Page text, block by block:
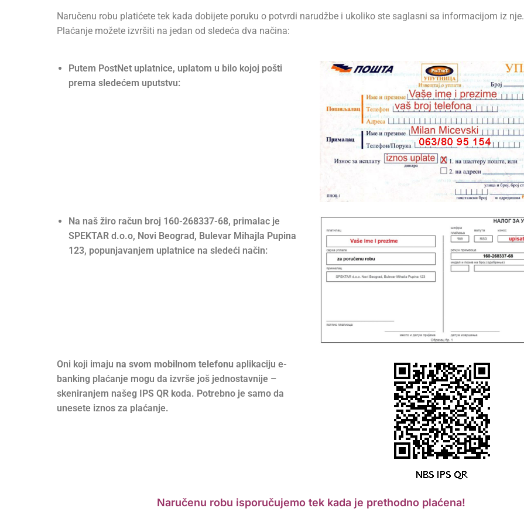
Naručenu robu platićete tek kada dobijete poruku o potvrdi narudžbe i ukoliko ste saglasni sa informacijom iz nje.
Plaćanje možete izvršiti na jedan od sledeća dva načina:
Putem PostNet uplatnice, uplatom u bilo kojoj pošti
prema sledećem uputstvu:
Na naš žiro račun broj 160-268337-68, primalac je
SPEKTAR d.o.o, Novi Beograd, Bulevar Mihajla Pupina
123, popunjavanjem uplatnice na sledeći način:
Oni koji imaju na svom mobilnom telefonu aplikaciju e-
banking plaćanje mogu da izvrše još jednostavnije –
skeniranjem našeg IPS QR koda. Potrebno je samo da
unesete iznos za plaćanje.
Naručenu robu isporučujemo tek kada je prethodno plaćena!